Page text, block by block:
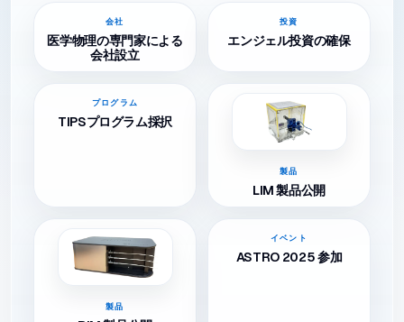
会社
医学物理の専門家による
会社設立
投資
エンジェル投資の確保
プログラム
TIPSプログラム採択
製品
LIM 製品公開
製品
イベント
ASTRO 2025 参加